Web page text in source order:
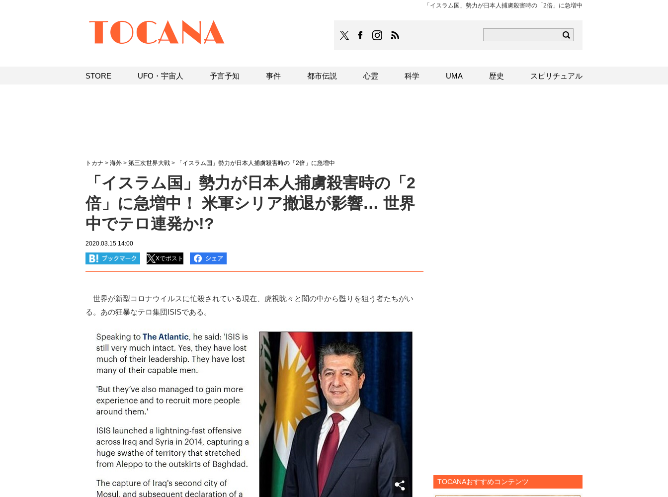
「イスラム国」勢力が日本人捕虜殺害時の「2倍」に急増中
TOCANAのFacebookはこちら
TOCANAのinstagramはこちら
トカナ > 海外 > 第三次世界大戦 > 「イスラム国」勢力が日本人捕虜殺害時の「2倍」に急増中
「イスラム国」勢力が日本人捕虜殺害時の「2
倍」に急増中！ 米軍シリア撤退が影響… 世界
中でテロ連発か!?
2020.03.15 14:00
Xでポスト
世界が新型コロナウイルスに忙殺されている現在、虎視眈々と闇の中から甦りを狙う者たちがい
る。あの狂暴なテロ集団ISISである。
TOCANAおすすめコンテンツ
STORE UFO・宇宙人 予言予知 事件 都市伝説 心霊 科学 UMA 歴史 スピリチュアル